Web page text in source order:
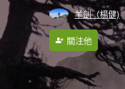
羊劍（楊健)
關注他